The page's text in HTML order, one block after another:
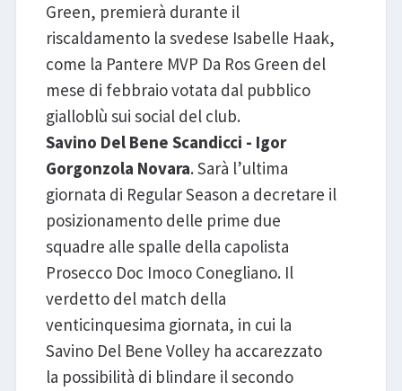
Green, premierà durante il
riscaldamento la svedese Isabelle Haak,
come la Pantere MVP Da Ros Green del
mese di febbraio votata dal pubblico
gialloblù sui social del club.
Savino Del Bene Scandicci - Igor
Gorgonzola Novara. Sarà l’ultima
giornata di Regular Season a decretare il
posizionamento delle prime due
squadre alle spalle della capolista
Prosecco Doc Imoco Conegliano. Il
verdetto del match della
venticinquesima giornata, in cui la
Savino Del Bene Volley ha accarezzato
la possibilità di blindare il secondo